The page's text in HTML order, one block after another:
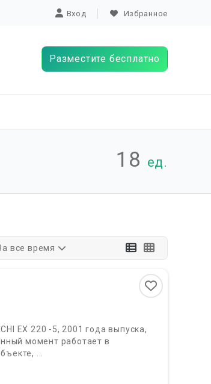
Вход Избранное
Разместите бесплатно
18 ед.
все время
EX 220 -5, 2001 года выпуска,
момент работает в
...